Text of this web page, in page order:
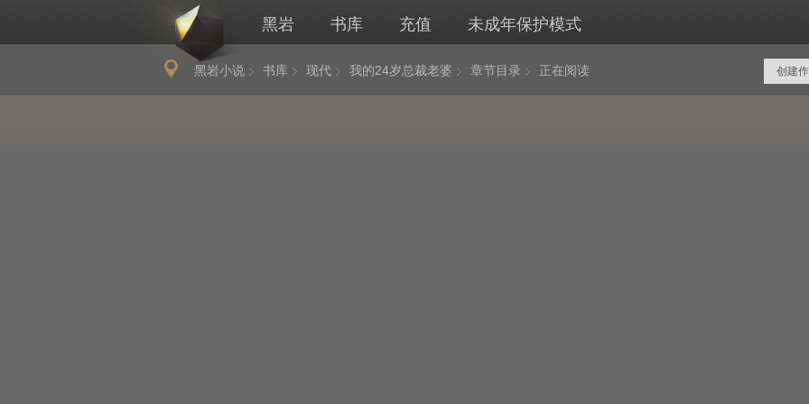
黑岩 书库 充值 未成年保护模式
黑岩小说 书库 现代 我的24岁总裁老婆 章节目录 正在阅读 创建